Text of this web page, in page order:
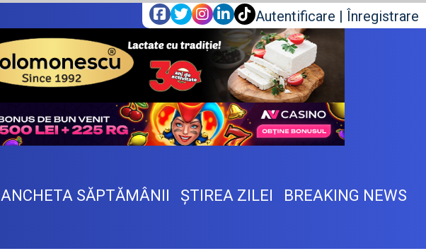
Autentificare | Înregistrare
ANCHETA SĂPTĂMÂNII ŞTIREA ZILEI BREAKING NEWS